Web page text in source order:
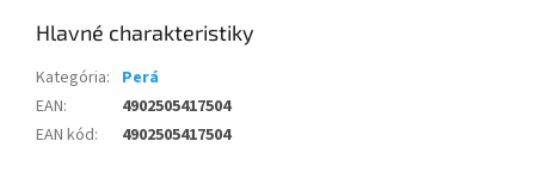
Kategória: Perá
EAN:
4902505417504
EAN kód: 4902505417504